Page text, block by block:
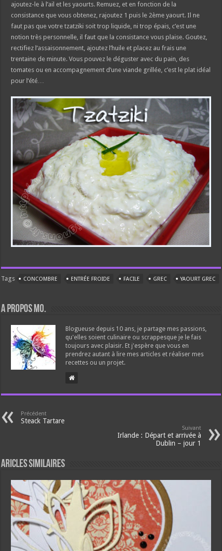
ajoutez-le à l’ail et les yaourts. Remuez, et en fonction de la
consistance que vous obtenez, rajoutez 1 puis le 2ème yaourt. Il ne
faut pas que votre tzatziki soit trop liquide, ni trop épais, c’est une
notion très personnelle, il faut que la consistance vous plaise. Goutez,
rectifiez l’assaisonnement, ajoutez l’huile et placez au frais une
trentaine de minute. Vous pouvez le déguster avec du pain, des
tomates ou en accompagnement d’une viande grillée, c’est le plat idéal
pour l’été…
Tags CONCOMBRE ENTRÉE FROIDE FACILE GREC YAOURT GREC
A propos Mo.
Blogueuse depuis 10 ans, je partage mes passions,
qu'elles soient culinaire ou scrappesque je le fais
toujours avec plaisir. Et j'espère que vous en
prendrez autant à lire mes articles et réaliser mes
recettes ou un projet.
Précédent
Steack Tartare
Suivant
Irlande : Départ et arrivée à
Dublin – jour 1
Aricles similaires